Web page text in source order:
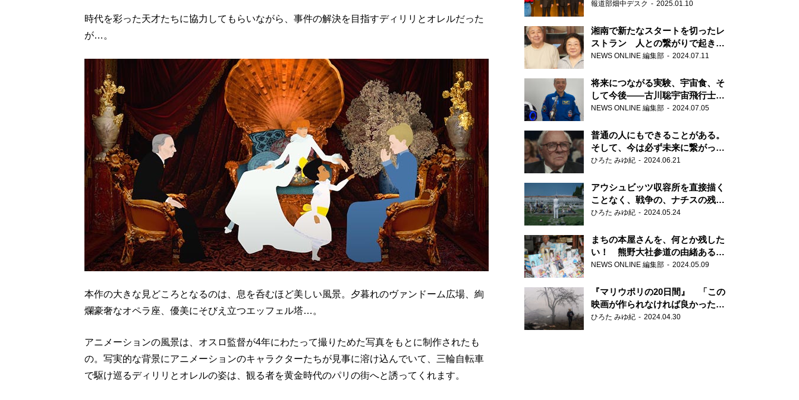
時代を彩った天才たちに協力してもらいながら、事件の解決を目指すディリリとオレルだった
が…。
本作の大きな見どころとなるのは、息を呑むほど美しい風景。夕暮れのヴァンドーム広場、絢
爛豪奢なオペラ座、優美にそびえ立つエッフェル塔…。
アニメーションの風景は、オスロ監督が4年にわたって撮りためた写真をもとに制作されたも
の。写実的な背景にアニメーションのキャラクターたちが見事に溶け込んでいて、三輪自転車
で駆け巡るディリリとオレルの姿は、観る者を黄金時代のパリの街へと誘ってくれます。
報道部畑中デスク 2025.01.10
湘南で新たなスタートを切ったレ
ストラン 人との繋がりで起きた
奇跡
NEWS ONLINE 編集部 2024.07.11
将来につながる実験、宇宙食、そ
して今後――古川聡宇宙飛行士単
独インタビュー
NEWS ONLINE 編集部 2024.07.05
普通の人にもできることがある。
そして、今は必ず未来に繋がって
いく……『ONE LIFE 奇跡が繋い
ひろた みゆ紀 2024.06.21
アウシュビッツ収容所を直接描く
ことなく、戦争の、ナチスの残虐
さが見える映画 『関心領域』
ひろた みゆ紀 2024.05.24
まちの本屋さんを、何とか残した
い！ 熊野大社参道の由緒ある書
店・三代目の強い思い
NEWS ONLINE 編集部 2024.05.09
『マリウポリの20日間』 「この
映画が作られなければ良かった」
と語る監督
ひろた みゆ紀 2024.04.30